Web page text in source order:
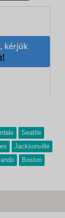
kérjük
Seattle
Jacksonville
Boston